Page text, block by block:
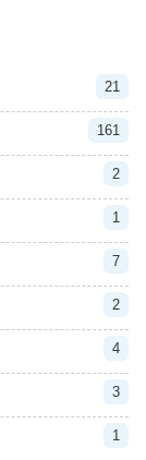
21
161
2
1
7
2
4
3
1